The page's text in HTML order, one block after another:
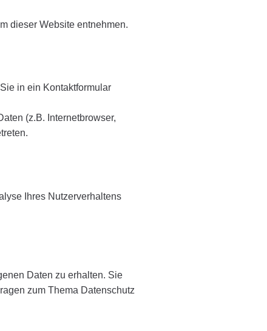
dieser Website entnehmen.
in ein Kontaktformular
(z.B. Internetbrowser,
Ihres Nutzerverhaltens
Daten zu erhalten. Sie
zum Thema Datenschutz